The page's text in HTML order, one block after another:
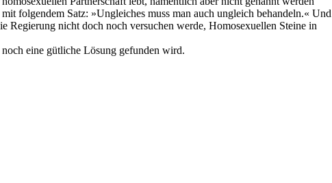
folgendem Satz: »Ungleiches muss man auch ungleich behandeln.« Und
Regierung nicht doch noch versuchen werde, Homosexuellen Steine in
eine gütliche Lösung gefunden wird.